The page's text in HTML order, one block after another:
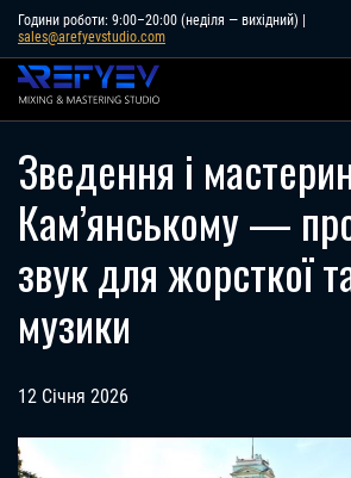
Skip
content
Години роботи: 9:00–20:00 (неділя — вихідний) |
sales@arefyevstudio.com
Зведення і
Кам’янському —
звук для жорсткої
музики
12 Січня 2026